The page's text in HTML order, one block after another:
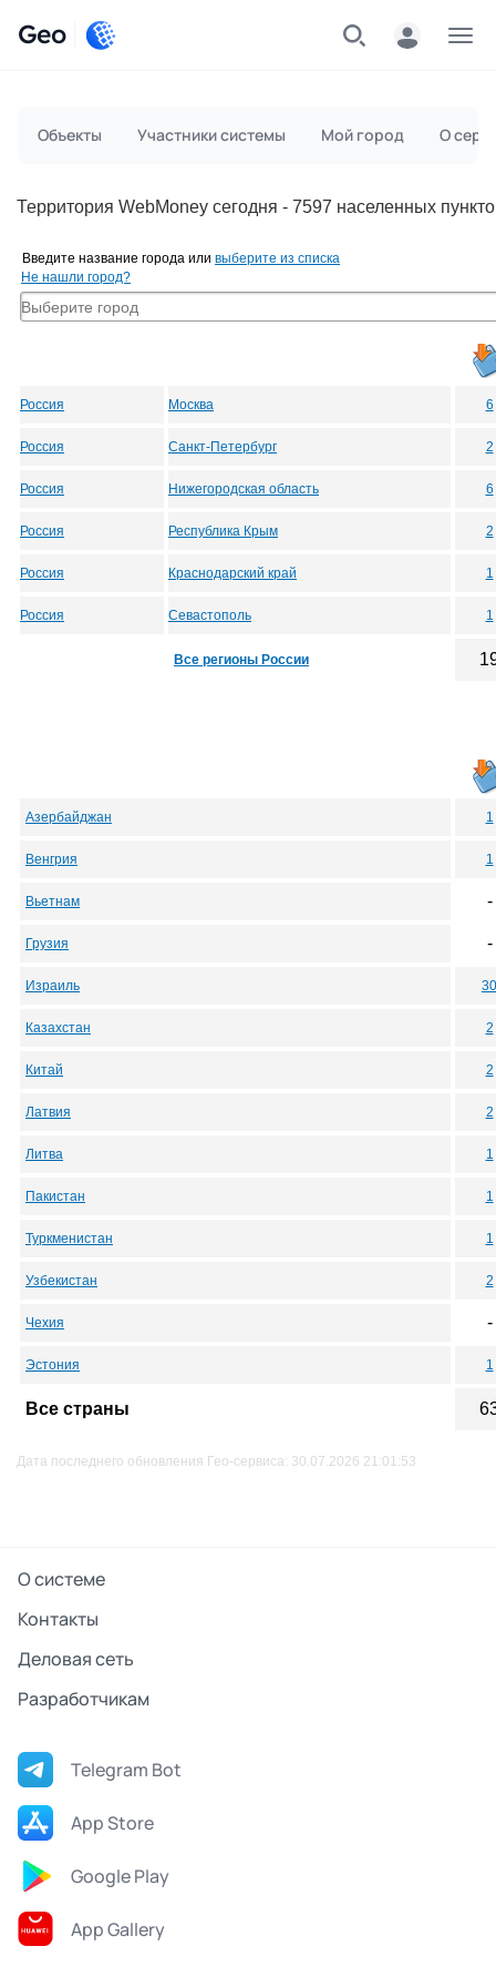
Geo
Объекты Участники системы Мой город О
Территория WebMoney сегодня - 7597 населенных
Введите название города или выберите из списка
Не нашли город?
Россия Москва 6
Россия Санкт-Петербург 2
Россия Нижегородская область 6
Россия Республика Крым 2
Россия Краснодарский край 1
Россия Севастополь 1
Все регионы России
Азербайджан 1
Венгрия 1
Вьетнам -
Грузия -
Израиль 30
Казахстан 2
Китай 2
Латвия 2
Литва 1
Пакистан 1
Туркменистан 1
Узбекистан 2
Чехия -
Эстония 1
Все страны
Дата последнего обновления Гео-сервиса: 30.07.2026 21:01:53
О системе
Контакты
Деловая сеть
Разработчикам
Telegram Bot
App Store
Google Play
App Gallery